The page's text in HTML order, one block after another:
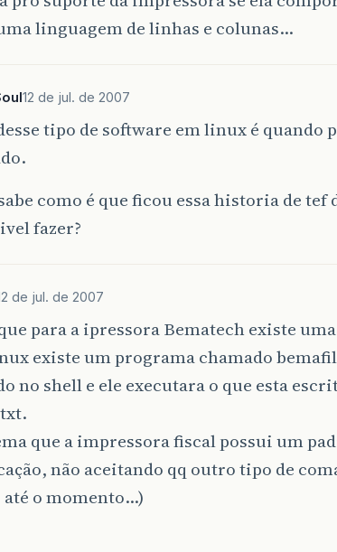
linguagem de linhas e colunas…
12 de jul. de 2007
tipo de software em linux é quando
como é que ficou essa historia de tef
fazer?
de jul. de 2007
para a ipressora Bematech existe
existe um programa chamado
no shell e ele executara o que esta
que a impressora fiscal possui um
não aceitando qq outro tipo de
o momento…)